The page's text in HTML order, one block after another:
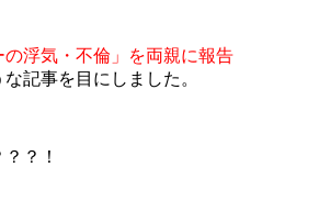
の浮気・不倫」を両親に報告
な記事を目にしました。
？！